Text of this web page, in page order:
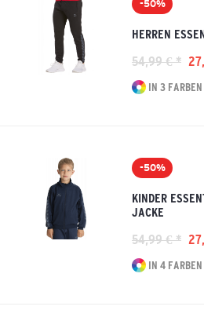
-50%
HERREN
54,99 € *
IN 3 FARBEN
-50%
KINDER
JACKE
54,99 € *
IN 4 FARBEN